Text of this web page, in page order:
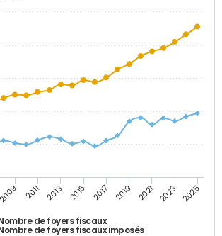
Nombre de foyers fiscaux
de foyers fiscaux imposés
2009 2011 2013 2015 2017 2019 2021 2023 2025